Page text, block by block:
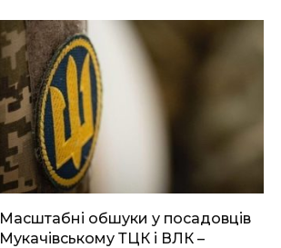
Масштабні обшуки у посадовців
Мукачівському ТЦК і ВЛК –